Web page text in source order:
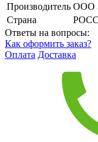
Производитель ООО
Страна
Ответы на вопросы:
Как оформить заказ?
Оплата Доставка